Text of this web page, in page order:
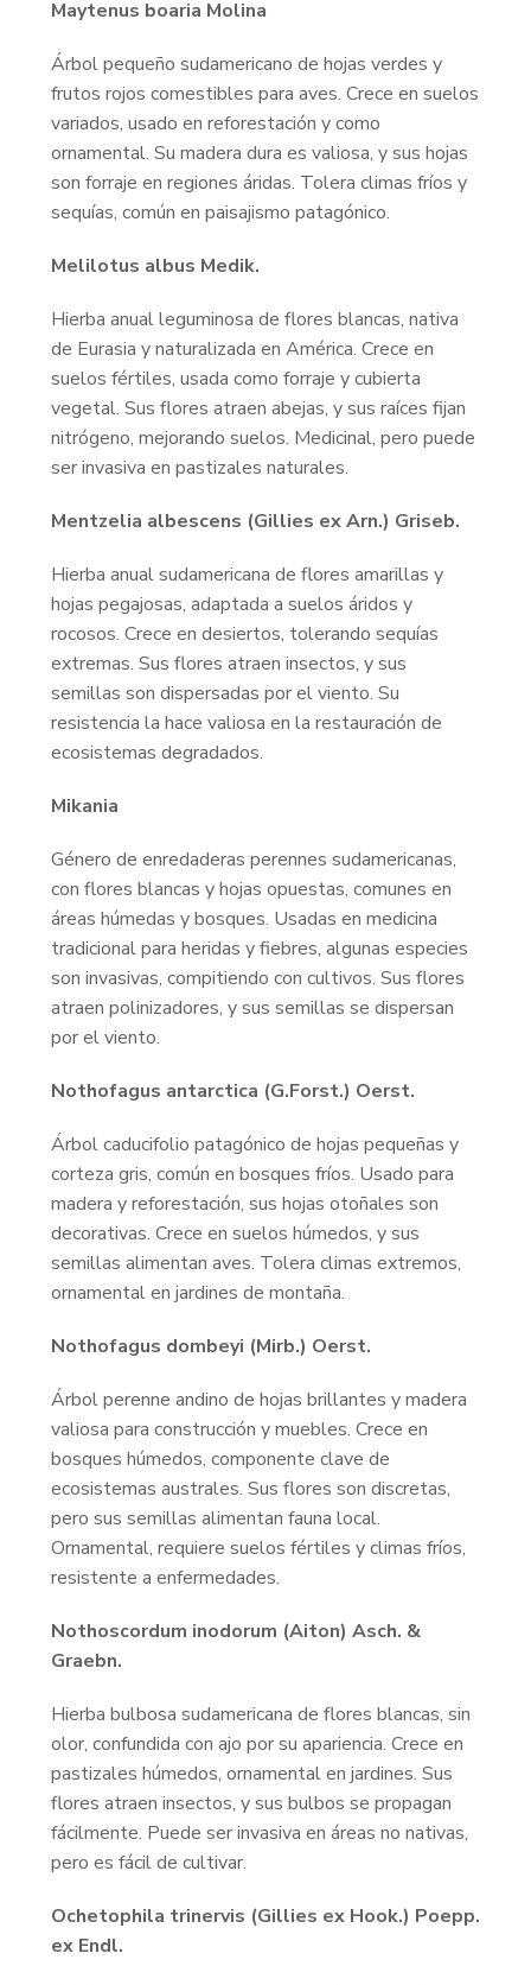
Maytenus boaria Molina
Árbol pequeño sudamericano de hojas verdes y
frutos rojos comestibles para aves. Crece en suelos
variados, usado en reforestación y como
ornamental. Su madera dura es valiosa, y sus hojas
son forraje en regiones áridas. Tolera climas fríos y
sequías, común en paisajismo patagónico.
Melilotus albus Medik.
Hierba anual leguminosa de flores blancas, nativa
de Eurasia y naturalizada en América. Crece en
suelos fértiles, usada como forraje y cubierta
vegetal. Sus flores atraen abejas, y sus raíces fijan
nitrógeno, mejorando suelos. Medicinal, pero puede
ser invasiva en pastizales naturales.
Mentzelia albescens (Gillies ex Arn.) Griseb.
Hierba anual sudamericana de flores amarillas y
hojas pegajosas, adaptada a suelos áridos y
rocosos. Crece en desiertos, tolerando sequías
extremas. Sus flores atraen insectos, y sus
semillas son dispersadas por el viento. Su
resistencia la hace valiosa en la restauración de
ecosistemas degradados.
Mikania
Género de enredaderas perennes sudamericanas,
con flores blancas y hojas opuestas, comunes en
áreas húmedas y bosques. Usadas en medicina
tradicional para heridas y fiebres, algunas especies
son invasivas, compitiendo con cultivos. Sus flores
atraen polinizadores, y sus semillas se dispersan
por el viento.
Nothofagus antarctica (G.Forst.) Oerst.
Árbol caducifolio patagónico de hojas pequeñas y
corteza gris, común en bosques fríos. Usado para
madera y reforestación, sus hojas otoñales son
decorativas. Crece en suelos húmedos, y sus
semillas alimentan aves. Tolera climas extremos,
ornamental en jardines de montaña.
Nothofagus dombeyi (Mirb.) Oerst.
Árbol perenne andino de hojas brillantes y madera
valiosa para construcción y muebles. Crece en
bosques húmedos, componente clave de
ecosistemas australes. Sus flores son discretas,
pero sus semillas alimentan fauna local.
Ornamental, requiere suelos fértiles y climas fríos,
resistente a enfermedades.
Nothoscordum inodorum (Aiton) Asch. &
Graebn.
Hierba bulbosa sudamericana de flores blancas, sin
olor, confundida con ajo por su apariencia. Crece en
pastizales húmedos, ornamental en jardines. Sus
flores atraen insectos, y sus bulbos se propagan
fácilmente. Puede ser invasiva en áreas no nativas,
pero es fácil de cultivar.
Ochetophila trinervis (Gillies ex Hook.) Poepp.
ex Endl.